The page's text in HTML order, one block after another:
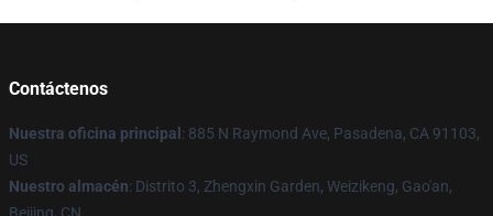
Contáctenos
Nuestra oficina principal : 885 N Raymond Ave, Pasadena, CA 91103,
US
Nuestro almacén: Distrito 3, Zhengxin Garden, Weizikeng, Gao'an,